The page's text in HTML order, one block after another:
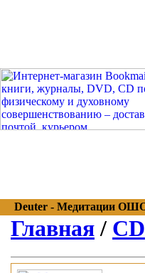
Deuter - Медитации
Главная / CD